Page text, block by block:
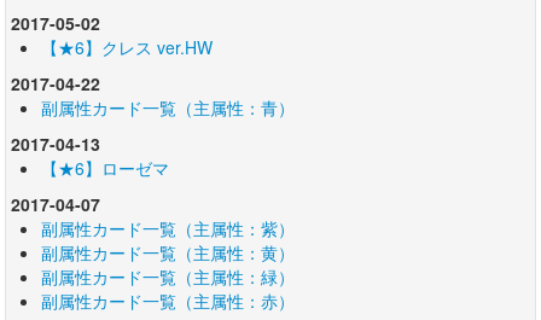
2017-05-02
【★6】クレス ver.HW
2017-04-22
副属性カード一覧（主属性：青）
2017-04-13
【★6】ローゼマ
2017-04-07
副属性カード一覧（主属性：紫）
副属性カード一覧（主属性：黄）
副属性カード一覧（主属性：緑）
副属性カード一覧（主属性：赤）